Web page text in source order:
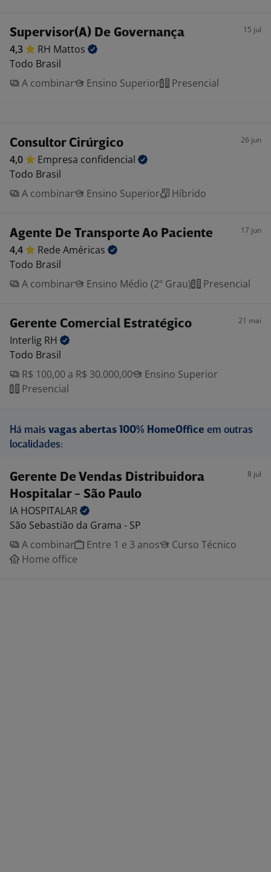
Supervisor(A) De Governança 15 jul
4,3 RH Mattos
Todo Brasil
A combinar
Ensino Superior Presencial
Consultor Cirúrgico 26 jun
4,0 Empresa confidencial
Todo Brasil
A combinar
Ensino Superior Híbrido
Agente De Transporte Ao Paciente 17 jun
4,4 Rede Américas
Todo Brasil
A combinar
Ensino Médio (2º Grau) Presencial
Gerente Comercial Estratégico 21 mai
Interlig RH
Todo Brasil
R$ 100,00 a R$ 30.000,00
Ensino Superior
Presencial
Há mais vagas abertas 100% HomeOffice em outras
localidades:
Gerente De Vendas Distribuidora
Hospitalar - São Paulo
8 jul
IA HOSPITALAR
São Sebastião da Grama - SP
A combinar
Entre 1 e 3 anos
Curso Técnico
Home office